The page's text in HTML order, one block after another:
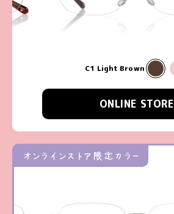
C1 Light Brown
ONLINE STORE
オンラインストア限定カラー